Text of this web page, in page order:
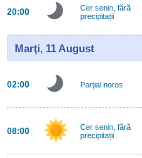
20:00
Cer senin, fără
precipitații
Marţi, 11 August
02:00 Parţial noros
08:00
Cer senin, fără
precipitații